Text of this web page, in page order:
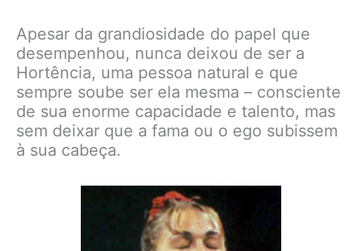
Apesar da grandiosidade do papel que
desempenhou, nunca deixou de ser a
Hortência, uma pessoa natural e que
sempre soube ser ela mesma – consciente
de sua enorme capacidade e talento, mas
sem deixar que a fama ou o ego subissem
à sua cabeça.